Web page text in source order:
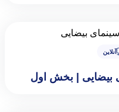
آنلاین
بیضایی | بخش اول